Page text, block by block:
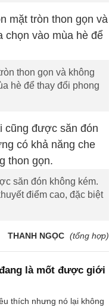
thon gọn và không
hè để thay đổi phong
săn đón không kém.
điểm cao, đặc biệt
THANH NGỌC (tổng hợp)
là mốt được giới
thích nhưng nó lại không